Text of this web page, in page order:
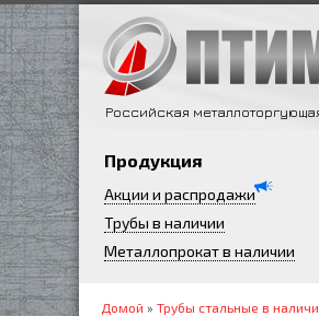
Российская
Продукция
Акции и распродажи
Трубы в наличии
Металлопрокат в наличии
Домой » Трубы стальные в